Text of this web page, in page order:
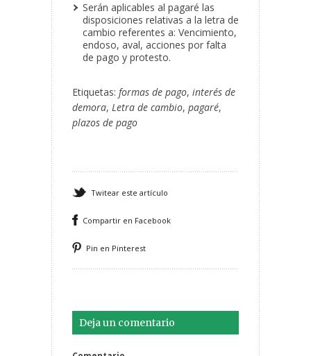
Serán aplicables al pagaré las
disposiciones relativas a la letra de
cambio referentes a: Vencimiento,
endoso, aval, acciones por falta
de pago y protesto.
Etiquetas: formas de pago, interés de
demora, Letra de cambio, pagaré,
plazos de pago
Twitear este artículo
Compartir en Facebook
Pin en Pinterest
Deja un comentario